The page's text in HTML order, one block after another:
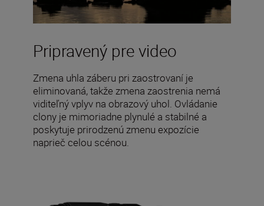
Pripravený pre video
Zmena uhla záberu pri zaostrovaní je
eliminovaná, takže zmena zaostrenia nemá
viditeľný vplyv na obrazový uhol. Ovládanie
clony je mimoriadne plynulé a stabilné a
poskytuje prirodzenú zmenu expozície
naprieč celou scénou.